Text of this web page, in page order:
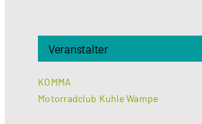
Veranstalter
KOMMA
Motorradclub Kuhle Wampe